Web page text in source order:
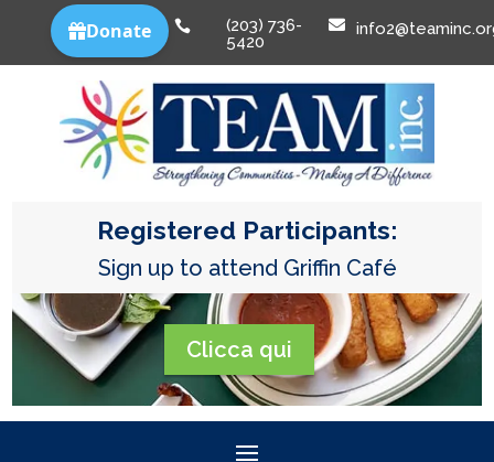

(203) 736-
5420

Registered Participants:
Sign up to attend Griffin Café
Clicca qui